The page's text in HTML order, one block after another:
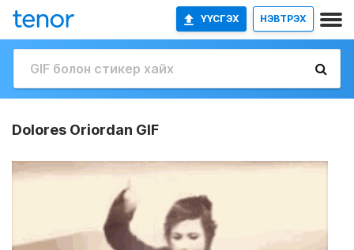
ҮҮСГЭХ НЭВТРЭХ
Dolores Oriordan GIF